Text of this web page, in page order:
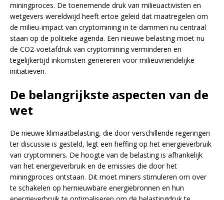
miningproces. De toenemende druk van milieuactivisten en
wetgevers wereldwijd heeft ertoe geleid dat maatregelen om
de milieu-impact van cryptomining in te dammen nu centraal
staan op de politieke agenda. Een nieuwe belasting moet nu
de CO2-voetafdruk van cryptomining verminderen en
tegelijkertijd inkomsten genereren voor milieuvriendelijke
initiatieven.
De belangrijkste aspecten van de
wet
De nieuwe klimaatbelasting, die door verschillende regeringen
ter discussie is gesteld, legt een heffing op het energieverbruik
van cryptominers. De hoogte van de belasting is afhankelijk
van het energieverbruik en de emissies die door het
miningproces ontstaan. Dit moet miners stimuleren om over
te schakelen op hernieuwbare energiebronnen en hun